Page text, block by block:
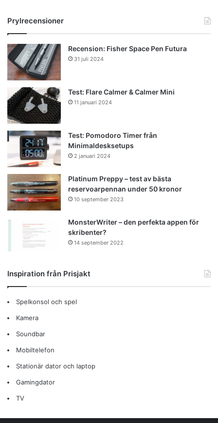
Prylrecensioner
Recension: Fisher Space Pen Futura
31 juli 2024
Test: Flare Calmer & Calmer Mini
11 januari 2024
Test: Pomodoro Timer från
Minimaldesksetups
2 januari 2024
Platinum Preppy – test av bästa
reservoarpennan under 50 kronor
10 september 2023
MonsterWriter – den perfekta appen för
skribenter?
14 september 2022
Inspiration från Prisjakt
Spelkonsol och spel
Kamera
Soundbar
Mobiltelefon
Stationär dator och laptop
Gamingdator
TV